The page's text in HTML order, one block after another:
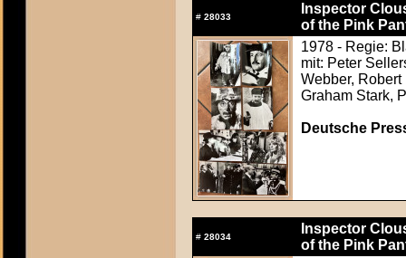
# 28033
Inspector
of the Pink
1978 - Regie:
mit: Peter
Webber,
Graham Stark,
Deutsche
# 28034
Inspector
of the Pink